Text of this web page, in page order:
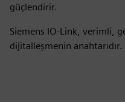
güçlendirir.
Siemens IO-Link, verimli,
dijitalleşmenin anahtarıdır.